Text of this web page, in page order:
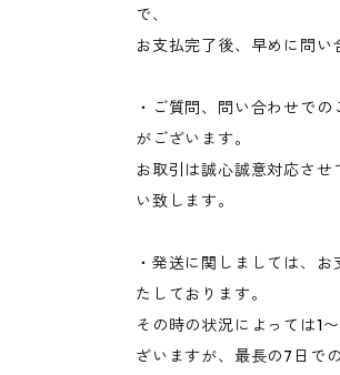
で、
お支払完了後、早めに問い
・ご質問、問い合わせで
がございます。
お取引は誠心誠意対応さ
い致します。
・発送に関しましては、
たしております。
その時の状況によっては1
ざいますが、最長の7日で